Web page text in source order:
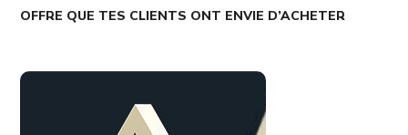
OFFRE QUE TES CLIENTS ONT ENVIE D’ACHETER